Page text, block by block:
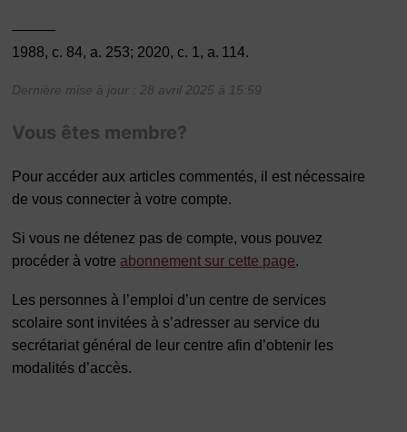
———
1988, c. 84, a. 253; 2020, c. 1, a. 114.
Dernière mise à jour : 28 avril 2025 à 15:59
Vous êtes membre?
Pour accéder aux articles commentés, il est nécessaire
de vous connecter à votre compte.
Si vous ne détenez pas de compte, vous pouvez
procéder à votre abonnement sur cette page.
Les personnes à l’emploi d’un centre de services
scolaire sont invitées à s’adresser au service du
secrétariat général de leur centre afin d’obtenir les
modalités d’accès.